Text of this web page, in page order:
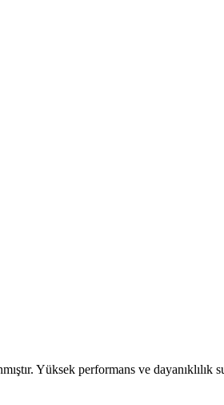
Yüksek performans ve dayanıklılık